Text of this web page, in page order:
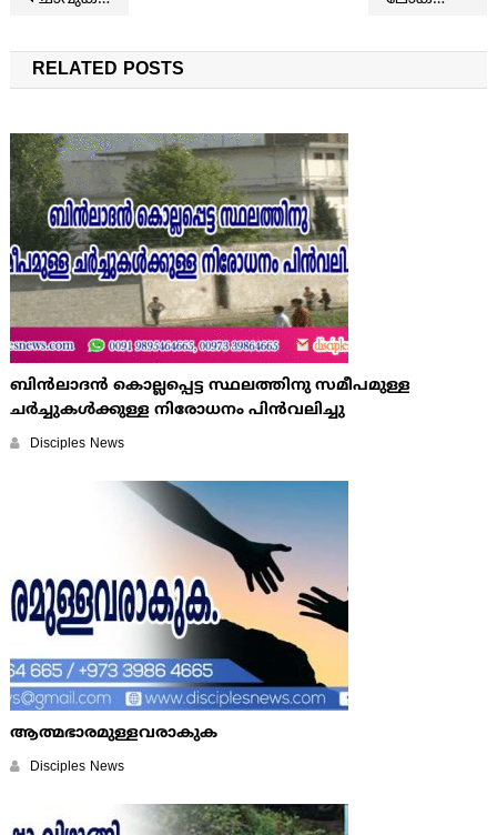
RELATED POSTS
ബിന്‍ലാദന്‍ കൊല്ലപ്പെട്ട സ്ഥലത്തിനു സമീപമുള്ള
ചര്‍ച്ചുകള്‍ക്കുള്ള നിരോധനം പിന്‍വലിച്ചു
Disciples News
ആത്മഭാരമുള്ളവരാകുക
Disciples News